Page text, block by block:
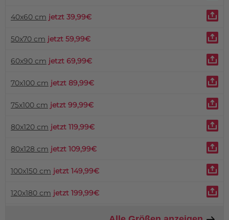
40x60 cm jetzt 39,99€
50x70 cm jetzt 59,99€
60x90 cm jetzt 69,99€
70x100 cm jetzt 89,99€
75x100 cm jetzt 99,99€
80x120 cm jetzt 119,99€
80x128 cm jetzt 109,99€
100x150 cm jetzt 149,99€
120x180 cm jetzt 199,99€